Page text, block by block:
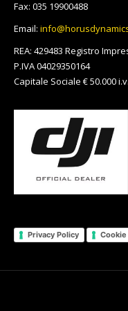
Fax: 035 19900488
Email:
REA: 429483 Registro
P.IVA 04029350164
Capitale Sociale € 50.000 i.v.
Privacy Policy